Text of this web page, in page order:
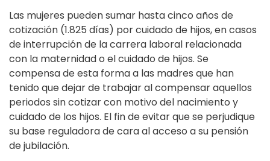
Las mujeres pueden sumar hasta cinco años de
cotización (1.825 días) por cuidado de hijos, en casos
de interrupción de la carrera laboral relacionada
con la maternidad o el cuidado de hijos. Se
compensa de esta forma a las madres que han
tenido que dejar de trabajar al compensar aquellos
periodos sin cotizar con motivo del nacimiento y
cuidado de los hijos. El fin de evitar que se perjudique
su base reguladora de cara al acceso a su pensión
de jubilación.